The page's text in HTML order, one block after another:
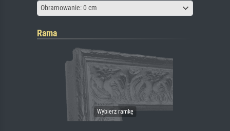
Obramowanie: 0 cm
Rama